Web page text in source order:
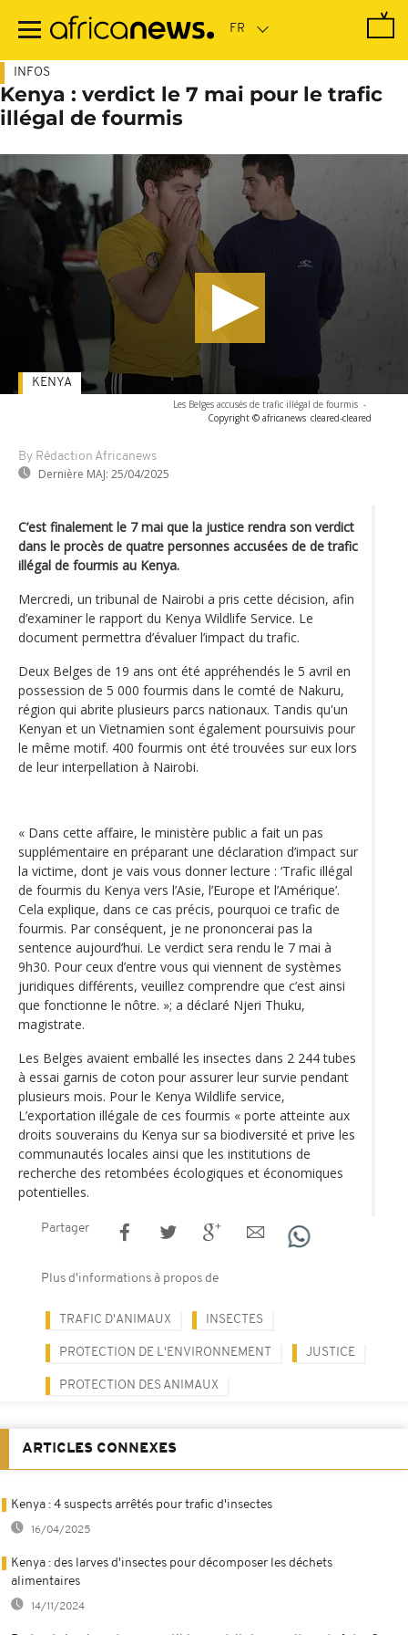
contenu
INFOS
Kenya : verdict le 7 mai pour le trafic
illégal de fourmis
Les Belges accusés de trafic illégal de fourmis -
Copyright © africanews cleared-cleared
By Rédaction Africanews
Dernière MAJ: 25/04/2025
KENYA
C’est finalement le 7 mai que la justice rendra son verdict
dans le procès de quatre personnes accusées de de trafic
illégal de fourmis au Kenya.
Mercredi, un tribunal de Nairobi a pris cette décision, afin
d’examiner le rapport du Kenya Wildlife Service. Le
document permettra d’évaluer l’impact du trafic.
Deux Belges de 19 ans ont été appréhendés le 5 avril en
possession de 5 000 fourmis dans le comté de Nakuru,
région qui abrite plusieurs parcs nationaux. Tandis qu'un
Kenyan et un Vietnamien sont également poursuivis pour
le même motif. 400 fourmis ont été trouvées sur eux lors
de leur interpellation à Nairobi.
« Dans cette affaire, le ministère public a fait un pas
supplémentaire en préparant une déclaration d’impact sur
la victime, dont je vais vous donner lecture : ‘Trafic illégal
de fourmis du Kenya vers l’Asie, l’Europe et l’Amérique’.
Cela explique, dans ce cas précis, pourquoi ce trafic de
fourmis. Par conséquent, je ne prononcerai pas la
sentence aujourd’hui. Le verdict sera rendu le 7 mai à
9h30. Pour ceux d’entre vous qui viennent de systèmes
juridiques différents, veuillez comprendre que c’est ainsi
que fonctionne le nôtre. »; a déclaré Njeri Thuku,
magistrate.
Les Belges avaient emballé les insectes dans 2 244 tubes
à essai garnis de coton pour assurer leur survie pendant
plusieurs mois. Pour le Kenya Wildlife service,
L’exportation illégale de ces fourmis « porte atteinte aux
droits souverains du Kenya sur sa biodiversité et prive les
communautés locales ainsi que les institutions de
recherche des retombées écologiques et économiques
potentielles.
Partager
Plus d'informations à propos de
TRAFIC D'ANIMAUX INSECTES
PROTECTION DE L'ENVIRONNEMENT JUSTICE
PROTECTION DES ANIMAUX
ARTICLES CONNEXES
Kenya : 4 suspects arrêtés pour trafic d'insectes
16/04/2025
Kenya : des larves d'insectes pour décomposer les déchets
alimentaires
14/11/2024